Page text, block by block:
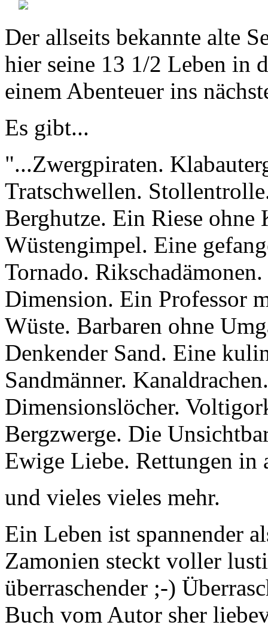
Der allseits bekannte alte
hier seine 13 1/2 Leben in
einem Abenteuer ins
Es gibt...
"...Zwergpiraten.
Tratschwellen.
Berghutze. Ein Riese
Wüstengimpel. Eine
Tornado.
Dimension. Ein Professor
Wüste. Barbaren ohne
Denkender Sand. Eine
Sandmänner.
Dimensionslöcher.
Bergzwerge. Die
Ewige Liebe. Rettungen in
und vieles vieles mehr.
Ein Leben ist spannender
Zamonien steckt voller
überraschender ;-)
Buch vom Autor sher